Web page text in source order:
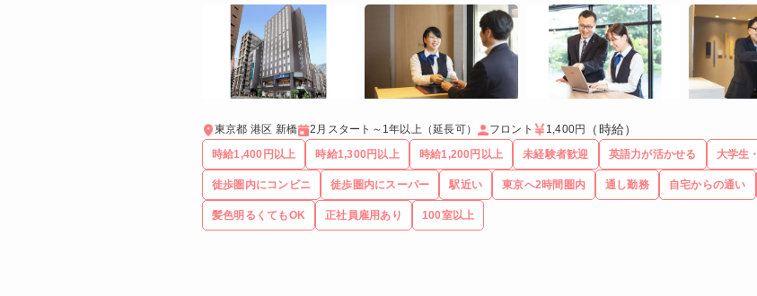
東京都 港区 新橋 2月スタート～1年以上（延長可） フロント 1,400円 （時給）
時給1,400円以上 時給1,300円以上 時給1,200円以上 未経験者歓迎 英語力が活かせる 大学生
徒歩圏内にコンビニ 徒歩圏内にスーパー 駅近い 東京へ2時間圏内 通し勤務 自宅からの通い
髪色明るくてもOK 正社員雇用あり 100室以上